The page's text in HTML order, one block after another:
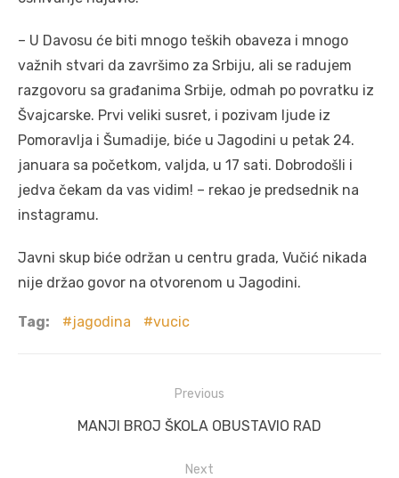
– U Davosu će biti mnogo teških obaveza i mnogo
važnih stvari da završimo za Srbiju, ali se radujem
razgovoru sa građanima Srbije, odmah po povratku iz
Švajcarske. Prvi veliki susret, i pozivam ljude iz
Pomoravlja i Šumadije, biće u Jagodini u petak 24.
januara sa početkom, valjda, u 17 sati. Dobrodošli i
jedva čekam da vas vidim! – rekao je predsednik na
instagramu.
Javni skup biće održan u centru grada, Vučić nikada
nije držao govor na otvorenom u Jagodini.
Tag: jagodina vucic
navigation
Previous
Previous
MANJI BROJ ŠKOLA OBUSTAVIO RAD
Next